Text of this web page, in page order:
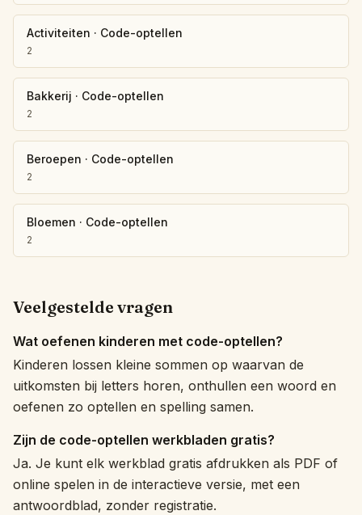
Activiteiten · Code-optellen
2
Bakkerij · Code-optellen
2
Beroepen · Code-optellen
2
Bloemen · Code-optellen
2
Veelgestelde vragen
Wat oefenen kinderen met code-optellen?
Kinderen lossen kleine sommen op waarvan de
uitkomsten bij letters horen, onthullen een woord en
oefenen zo optellen en spelling samen.
Zijn de code-optellen werkbladen gratis?
Ja. Je kunt elk werkblad gratis afdrukken als PDF of
online spelen in de interactieve versie, met een
antwoordblad, zonder registratie.